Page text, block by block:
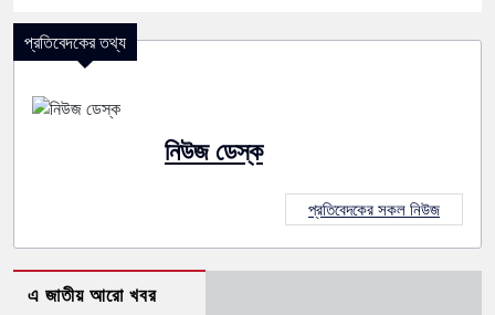
প্রতিবেদকের তথ্য
নিউজ ডেস্ক
প্রতিবেদকের সকল নিউজ
এ জাতীয় আরো খবর